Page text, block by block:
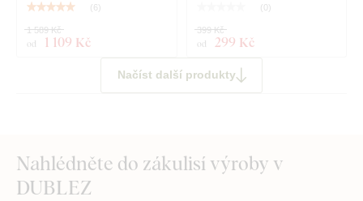
( 6 )
od 1 109 Kč
1 589 Kč
( 0)
od 299 Kč
399 Kč
Načíst další produkty
Nahlédněte do zákulisí výroby v
DUBLEZ